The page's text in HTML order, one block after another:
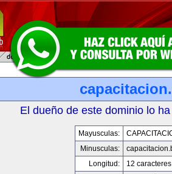
El dueño de este dominio lo
Mayusculas:
Minusculas:
Longitud:
12 caracteres